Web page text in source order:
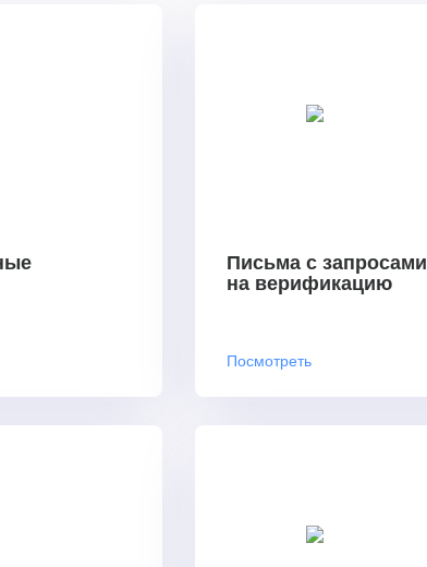
Письма с запросами
на верификацию
Посмотреть